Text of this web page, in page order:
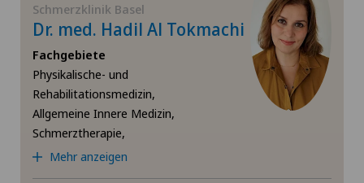
Kniechirurgie
Neurologie
Orthopädische Chirurgie
Osteopathie
Schmerzklinik Basel
Dr. med. Hadil Al Tokmachi
Fachgebiete
Physikalische- und
Rehabilitationsmedizin,
Allgemeine Innere Medizin,
Schmerztherapie,
Mehr anzeigen